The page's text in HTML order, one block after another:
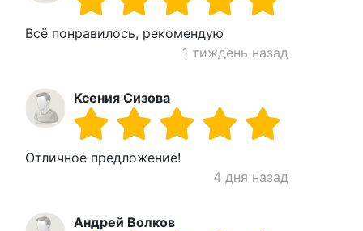
Всё понравилось, рекомендую
1 тиждень назад
Ксения Сизова
Отличное предложение!
4 дня назад
Андрей Волков